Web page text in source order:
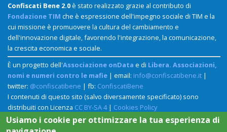
Confiscati Bene 2.0è stato realizzato grazie al contributo di
Fondazione TIM che è espressione dell'impegno sociale di TIM e la
cui missione è promuovere la cultura del cambiamento e
dell'innovazione digitale, favorendo l'integrazione, la comunicazione,
la crescita economica e sociale.
È un progetto dell'Associazione onData e di Libera. Associazioni,
nomi e numeri contro le mafie | email: info@confiscatibene.it |
twitter: @confiscatibene | fb: ConfiscatiBene
I contenuti di questo sito (salvo diversamente specificato) sono
distribuiti con Licenza CC BY-SA 4| Cookies Policy
Usiamo i cookie per ottimizzare la tua esperienza di